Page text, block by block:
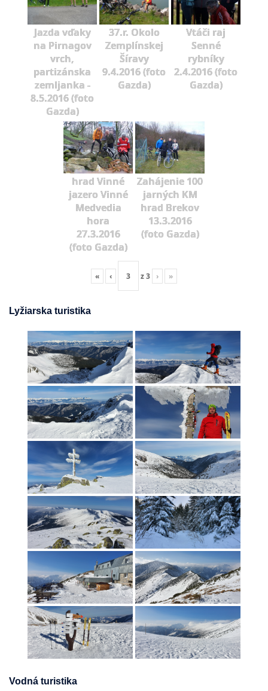
Jazda vďaky
na Pirnagov
vrch,
partizánska
zemljanka -
8.5.2016 (foto
Gazda)
37.r. Okolo
Zemplínskej
Šíravy
9.4.2016 (foto
Gazda)
Vtáči raj
Senné
rybníky
2.4.2016 (foto
Gazda)
hrad Vinné
jazero Vinné
Medvedia
hora
27.3.2016
(foto Gazda)
Zahájenie 100
jarných KM
hrad Brekov
13.3.2016
(foto Gazda)
« ‹ z3 › »
Lyžiarska turistika
Vodná turistika